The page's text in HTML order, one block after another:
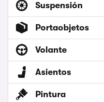
Suspensión
Portaobjetos
Volante
Asientos
Pintura